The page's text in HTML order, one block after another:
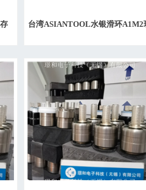
台湾ASIANTOOL水银滑环A1M2